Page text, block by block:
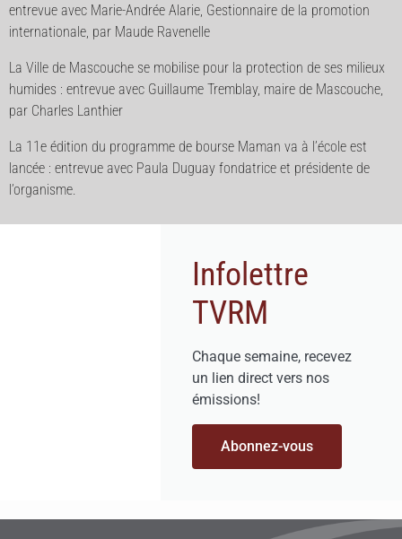
entrevue avec Marie-Andrée Alarie, Gestionnaire de la promotion
internationale, par Maude Ravenelle
La Ville de Mascouche se mobilise pour la protection de ses milieux
humides : entrevue avec Guillaume Tremblay, maire de Mascouche,
par Charles Lanthier
La 11e édition du programme de bourse Maman va à l’école est
lancée : entrevue avec Paula Duguay fondatrice et présidente de
l’organisme.
Infolettre
TVRM
Chaque semaine, recevez
un lien direct vers nos
émissions!
Abonnez-vous